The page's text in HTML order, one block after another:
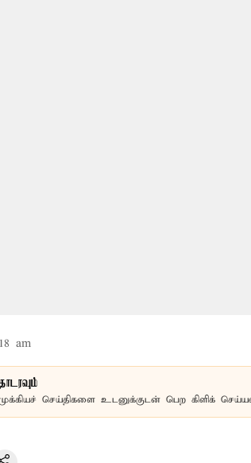
am
செய்திகளை உடனுக்குடன் பெற கிளிக்